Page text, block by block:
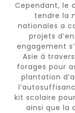
Cependant, le
tendre la
nationales a
projets
engagement
Asie à
forages pour
plantation
kit scolaire
ainsi que la